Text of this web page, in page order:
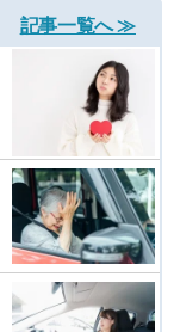
記事一覧へ ≫